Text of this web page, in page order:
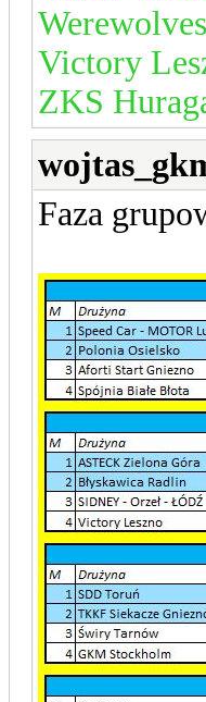
Victory
ZKS
Faza